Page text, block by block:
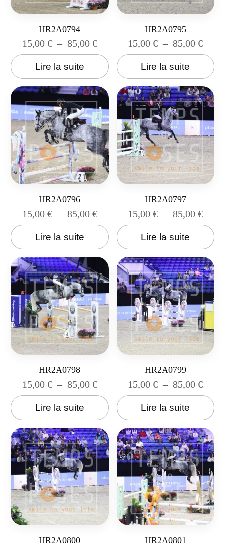
HR2A0794
15,00 € – 85,00 €
Lire la suite
HR2A0795
15,00€ – 85,00€
Lire la suite
HR2A0796
15,00 € – 85,00 €
Lire la suite
HR2A0797
15,00€ – 85,00€
Lire la suite
HR2A0798
15,00 € – 85,00 €
Lire la suite
HR2A0799
15,00€ – 85,00€
Lire la suite
HR2A0800 HR2A0801